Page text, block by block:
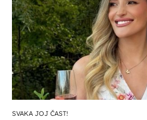
SVAKA JOJ ČAST!